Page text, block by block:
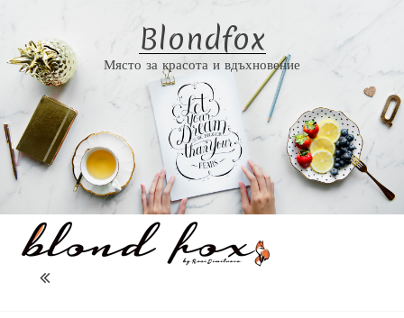
content
Blondfox
Място за красота и вдъхновение